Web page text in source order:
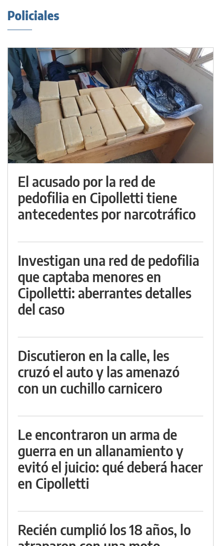
Policiales
El acusado por la red de
pedofilia en Cipolletti tiene
antecedentes por narcotráfico
Investigan una red de pedofilia
que captaba menores en
Cipolletti: aberrantes detalles
del caso
Discutieron en la calle, les
cruzó el auto y las amenazó
con un cuchillo carnicero
Le encontraron un arma de
guerra en un allanamiento y
evitó el juicio: qué deberá hacer
en Cipolletti
Recién cumplió los 18 años, lo